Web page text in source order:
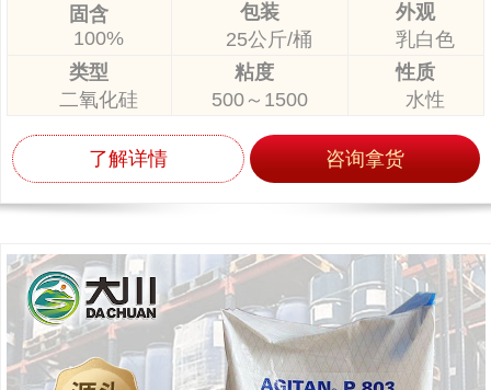
固含
100%
包装
25公斤/桶
外观
乳白色
类型
二氧化硅
粘度
500～1500
性质
水性
了解详情 咨询拿货